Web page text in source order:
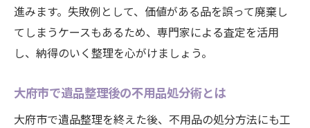
進みます。失敗例として、価値がある品を誤って廃棄し
てしまうケースもあるため、専門家による査定を活用
し、納得のいく整理を心がけましょう。
大府市で遺品整理後の不用品処分術とは
大府市で遺品整理を終えた後、不用品の処分方法にも工